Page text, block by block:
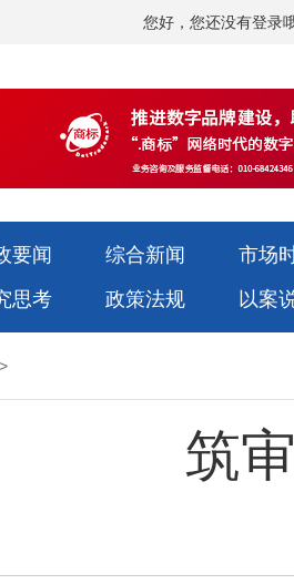
您好，您还没有登录
要闻 综合新闻
市场
思考 政策法规 以案
>
筑